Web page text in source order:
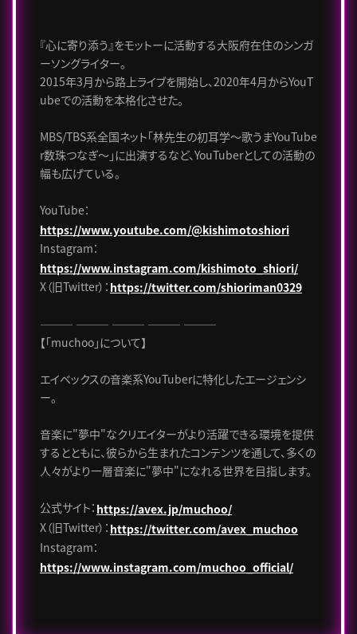
『心に寄り添う』をモットーに活動する大阪府在住のシンガ
ーソングライター。
2015年3月から路上ライブを開始し、2020年4月からYouT
ubeでの活動を本格化させた。
MBS/TBS系全国ネット「林先生の初耳学～歌うまYouTube
r数珠つなぎ～」に出演するなど、YouTuberとしての活動の
幅も広げている。
YouTube：
https://www.youtube.com/@kishimotoshiori
Instagram：
https://www.instagram.com/kishimoto_shiori/
X（旧Twitter）： https://twitter.com/shioriman0329
――― ――― ――― ――― ―――
【「muchoo」について】
エイベックスの音楽系YouTuberに特化したエージェンシ
ー。
音楽に"夢中"なクリエイターがより活躍できる環境を提供
するとともに、彼らから生まれたコンテンツを通して、多くの
人々がより一層音楽に"夢中"になれる世界を目指します。
公式サイト： https://avex.jp/muchoo/
X（旧Twitter）： https://twitter.com/avex_muchoo
Instagram：
https://www.instagram.com/muchoo_official/